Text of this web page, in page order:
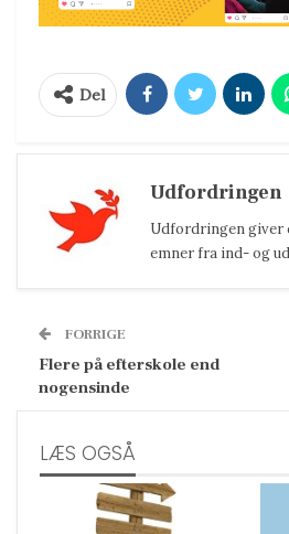
Del
Udfordringen
Udfordringen giver
emner fra ind- og
FORRIGE
Flere på efterskole end
nogensinde
LÆS OGSÅ